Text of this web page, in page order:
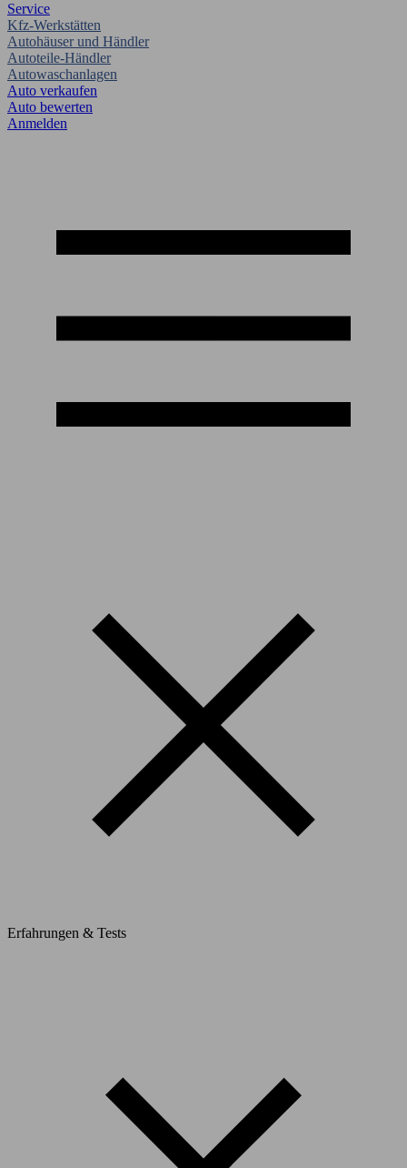
Service
Kfz-Werkstätten
Autohäuser und Händler
Autoteile-Händler
Autowaschanlagen
Auto verkaufen
Auto bewerten
Anmelden
Erfahrungen & Tests